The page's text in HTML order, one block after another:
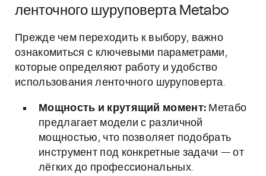
ленточного шуруповерта Metabo
Прежде чем переходить к выбору, важно
ознакомиться с ключевыми параметрами,
которые определяют работу и удобство
использования ленточного шуруповерта.
Мощность и крутящий момент: Метабо
предлагает модели с различной
мощностью, что позволяет подобрать
инструмент под конкретные задачи — от
лёгких до профессиональных.